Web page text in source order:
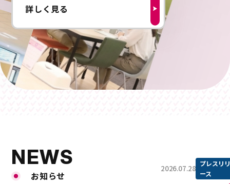
詳しく見る
NEWS
お知らせ
2026.07.28
プレスリ
ース